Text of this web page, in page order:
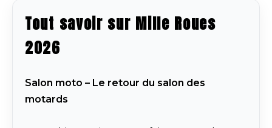
Tout savoir sur Mille Roues
2026
Salon moto – Le retour du salon des
motards